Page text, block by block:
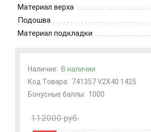
Материал верха
Подошва
Материал подкладки
Наличие: В наличии
Код Товара: 741357 V2X40 1425
Бонусные баллы: 1000
112000 руб.